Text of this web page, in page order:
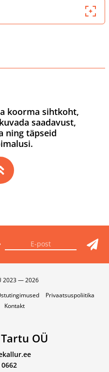
koorma sihtkoht,
saadavust,
ning täpseid
2023 — 2026
Privaatsuspoliitika
Kontakt
OÜ